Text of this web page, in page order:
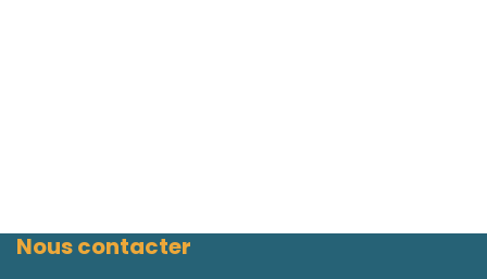
Nous contacter